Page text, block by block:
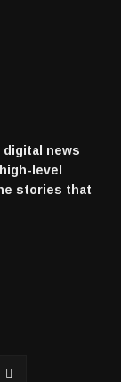
news
level
stories that